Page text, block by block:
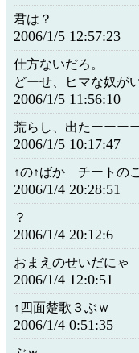
君は？
2006/1/5 12:57:23
仕方ないだろ。
どーせ、ヒマな奴が
2006/1/5 11:56:10
荒らし、出たーーー
2006/1/5 10:17:47
↑の↑ばか チートの
2006/1/4 20:28:51
？
2006/1/4 20:12:6
おまえのせいだにゃ
2006/1/4 12:0:51
↑四面楚歌３ぶｗ
2006/1/4 0:51:35